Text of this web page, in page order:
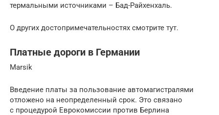
термальными источниками – Бад-Райхенхаль.
О других достопримечательностях смотрите тут.
Платные дороги в Германии
Marsik
Введение платы за пользование автомагистралями
отложено на неопределенный срок. Это связано
с процедурой Еврокомиссии против Берлина